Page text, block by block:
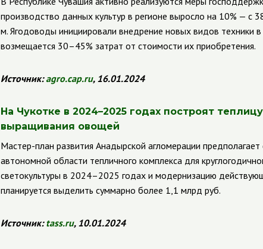
производство данных культур в регионе выросло на 10% — с
м. Ягодоводы инициировали внедрение новых видов техники
возмещается 30–45% затрат от стоимости их приобретения.
Источник:agro.cap.ru, 16.01.2024
На Чукотке в 2024–2025 годах построят
выращивания овощей
Мастер-план развития Анадырской агломерации
автономной области тепличного комплекса для
светокультуры в 2024–2025 годах и модернизацию
планируется выделить суммарно более 1,1 млрд руб.
Источник:tass.ru, 10.01.2024